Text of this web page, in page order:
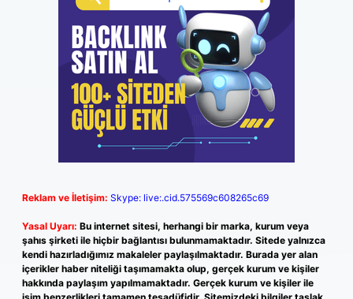
Reklam ve İletişim: Skype: live:.cid.575569c608265c69
Yasal Uyarı: Bu internet sitesi, herhangi bir marka, kurum veya
şahıs şirketi ile hiçbir bağlantısı bulunmamaktadır. Sitede yalnızca
kendi hazırladığımız makaleler paylaşılmaktadır. Burada yer alan
içerikler haber niteliği taşımamakta olup, gerçek kurum ve kişiler
hakkında paylaşım yapılmamaktadır. Gerçek kurum ve kişiler ile